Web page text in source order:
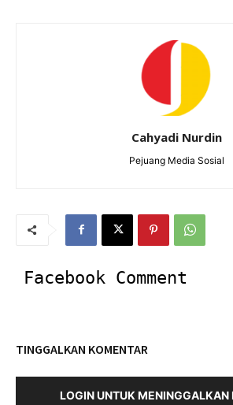
Cahyadi Nurdin
Pejuang Media Sosial
Facebook Comment
TINGGALKAN KOMENTAR
LOGIN UNTUK MENINGGALKAN